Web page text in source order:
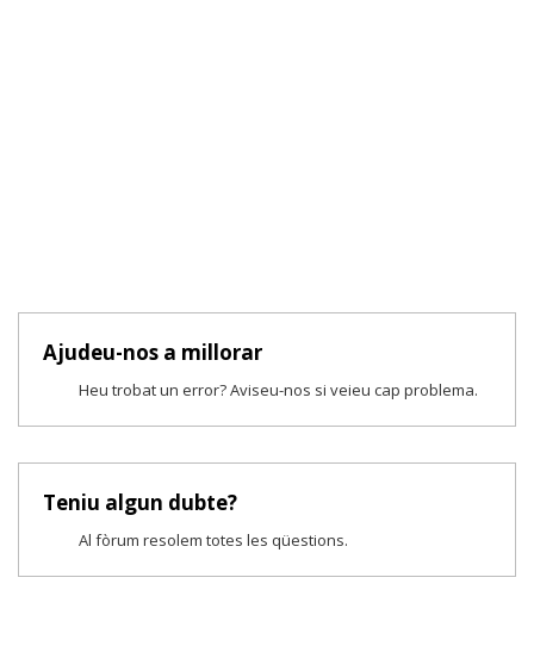
Ajudeu-nos a millorar
Heu trobat un error? Aviseu-nos si veieu cap problema.
Teniu algun dubte?
Al fòrum resolem totes les qüestions.